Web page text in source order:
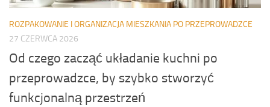
ROZPAKOWANIE I ORGANIZACJA MIESZKANIA PO PRZEPROWADZCE
27 CZERWCA 2026
Od czego zacząć układanie kuchni po
przeprowadzce, by szybko stworzyć
funkcjonalną przestrzeń